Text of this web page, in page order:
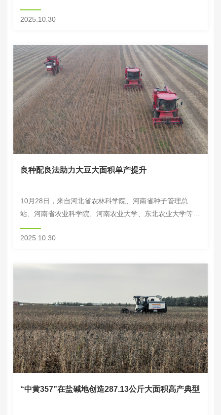
科学研究所举办科普活动。北京市八一中学近60名师生走进
实验室，通过沉浸式体验，全面了解了从种...
2025.10.30
良种配良法助力大豆大面积单产提升
10月28日，来自河北省农林科学院、河南省种子管理总
站、河南省农业科学院、河南农业大学、东北农业大学等单
位专家组成的专家组，对河南省新乡市新乡县翟坡镇焦田庄
村的大豆万亩示范片进行现场实收测产。专家组依...
2025.10.30
“中黄357”在盐碱地创造287.13公斤大面积高产典型